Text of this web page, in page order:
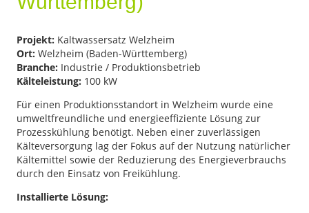
Projekt: Kaltwassersatz Welzheim
Ort: Welzheim (Baden-Württemberg)
Branche: Industrie / Produktionsbetrieb
Kälteleistung: 100 kW
Für einen Produktionsstandort in Welzheim wurde eine
umweltfreundliche und energieeffiziente Lösung zur
Prozesskühlung benötigt. Neben einer zuverlässigen
Kälteversorgung lag der Fokus auf der Nutzung natürlicher
Kältemittel sowie der Reduzierung des Energieverbrauchs
durch den Einsatz von Freikühlung.
Installierte Lösung: